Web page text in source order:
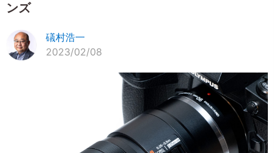
ンズ
礒村浩一
2023/02/08